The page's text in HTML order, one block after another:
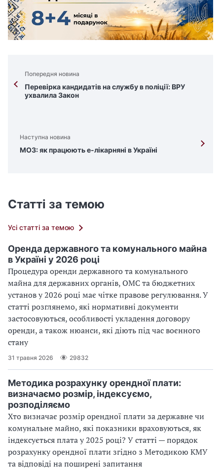
Попередня новина
Перевірка кандидатів на службу в поліції: ВРУ
ухвалила Закон
Наступна новина
МОЗ: як працюють е-лікарняні в Україні
Статті за темою
Усі статті за темою
Оренда державного та комунального майна
в Україні у 2026 році
Процедура оренди державного та комунального
майна для державних органів, ОМС та бюджетних
установ у 2026 році має чітке правове регулювання. У
статті розглянемо, які нормативні документи
застосовуються, особливості укладення договору
оренди, а також нюанси, які діють під час воєнного
стану
31 травня 2026 29832
Методика розрахунку орендної плати:
визначаємо розмір, індексуємо,
розподіляємо
Хто визначає розмір орендної плати за державне чи
комунальне майно, які показники враховуються, як
індексується плата у 2025 році? У статті — порядок
розрахунку орендної плати згідно з Методикою КМУ
та відповіді на поширені запитання